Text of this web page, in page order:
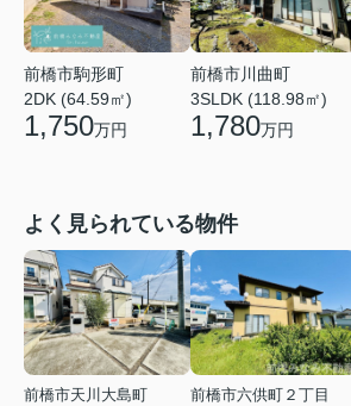
前橋市駒形町
2DK (64.59㎡)
1,750万円
前橋市川曲町
3SLDK (118.98㎡)
1,780万円
よく見られている物件
前橋市天川大島町
前橋市六供町２丁目